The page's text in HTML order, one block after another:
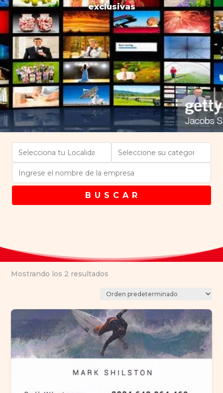
exclusivas
B U S C A R
Mostrando los 2 resultados